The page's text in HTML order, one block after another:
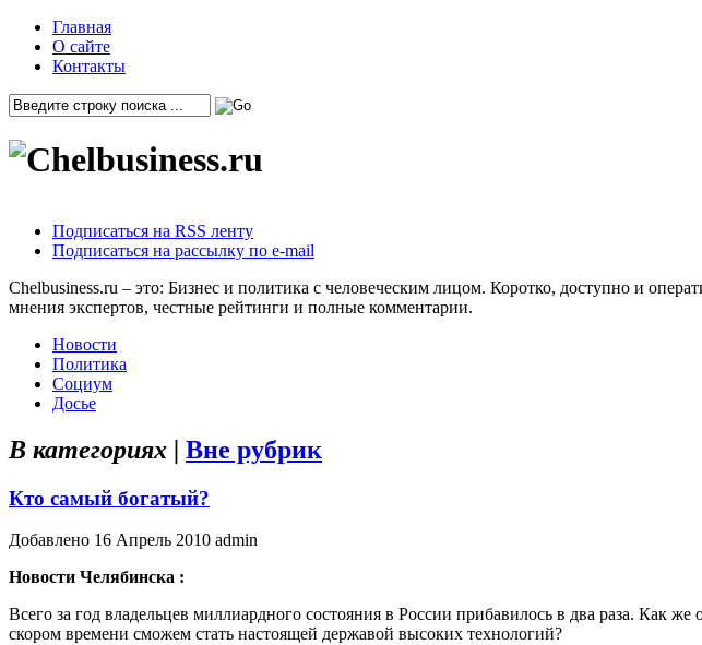
Главная
О сайте
Контакты
Подписаться на RSS ленту
Подписаться на рассылку по e-mail
Chelbusiness.ru – это: Бизнес и политика с человеческим лицом. Коротко, доступно и
мнения экспертов, честные рейтинги и полные комментарии.
Новости
Политика
Социум
Досье
В категориях | Вне рубрик
Кто самый богатый?
Добавлено 16 Апрель 2010 admin
Новости Челябинска :
Всего за год владельцев миллиардного состояния в России прибавилось в два раза. Как
скором времени сможем стать настоящей державой высоких технологий?